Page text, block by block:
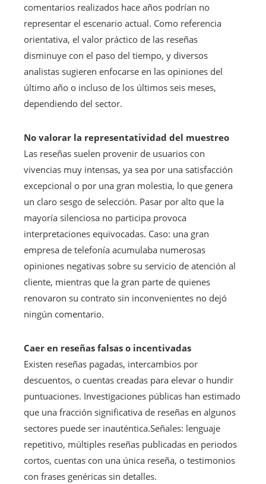
comentarios realizados hace años podrían no
representar el escenario actual. Como referencia
orientativa, el valor práctico de las reseñas
disminuye con el paso del tiempo, y diversos
analistas sugieren enfocarse en las opiniones del
último año o incluso de los últimos seis meses,
dependiendo del sector.
No valorar la representatividad del muestreo
Las reseñas suelen provenir de usuarios con
vivencias muy intensas, ya sea por una satisfacción
excepcional o por una gran molestia, lo que genera
un claro sesgo de selección. Pasar por alto que la
mayoría silenciosa no participa provoca
interpretaciones equivocadas. Caso: una gran
empresa de telefonía acumulaba numerosas
opiniones negativas sobre su servicio de atención al
cliente, mientras que la gran parte de quienes
renovaron su contrato sin inconvenientes no dejó
ningún comentario.
Caer en reseñas falsas o incentivadas
Existen reseñas pagadas, intercambios por
descuentos, o cuentas creadas para elevar o hundir
puntuaciones. Investigaciones públicas han estimado
que una fracción significativa de reseñas en algunos
sectores puede ser inauténtica.Señales: lenguaje
repetitivo, múltiples reseñas publicadas en periodos
cortos, cuentas con una única reseña, o testimonios
con frases genéricas sin detalles.